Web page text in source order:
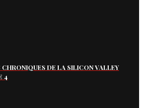
DE LA SILICON VALLEY
4